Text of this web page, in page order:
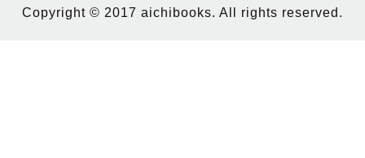
Copyright © 2017 aichibooks. All rights reserved.